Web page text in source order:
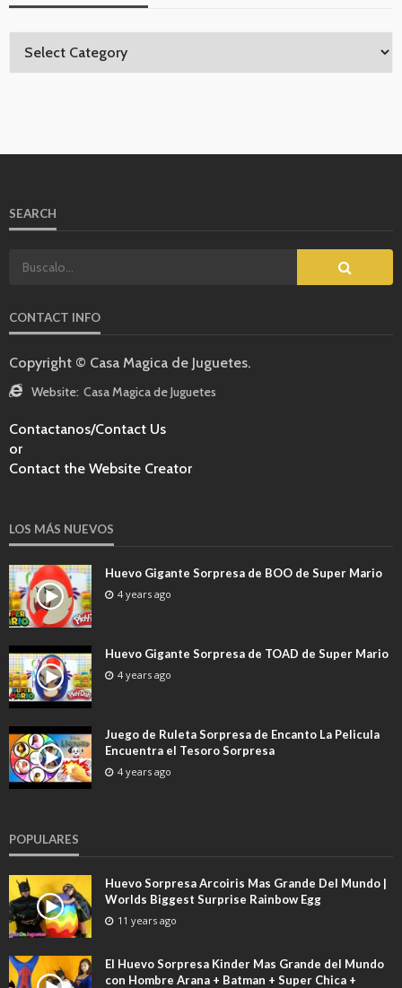
SEARCH
CONTACT INFO
Copyright © Casa Magica de Juguetes.
Website: Casa Magica de Juguetes
Contactanos/Contact Us
or
Contact the Website Creator
LOS MÁS NUEVOS
Huevo Gigante Sorpresa de BOO de Super Mario
4 years ago
Huevo Gigante Sorpresa de TOAD de Super Mario
4 years ago
Juego de Ruleta Sorpresa de Encanto La Pelicula
Encuentra el Tesoro Sorpresa
4 years ago
POPULARES
Huevo Sorpresa Arcoiris Mas Grande Del Mundo |
Worlds Biggest Surprise Rainbow Egg
11 years ago
El Huevo Sorpresa Kinder Mas Grande del Mundo
con Hombre Arana + Batman + Super Chica +